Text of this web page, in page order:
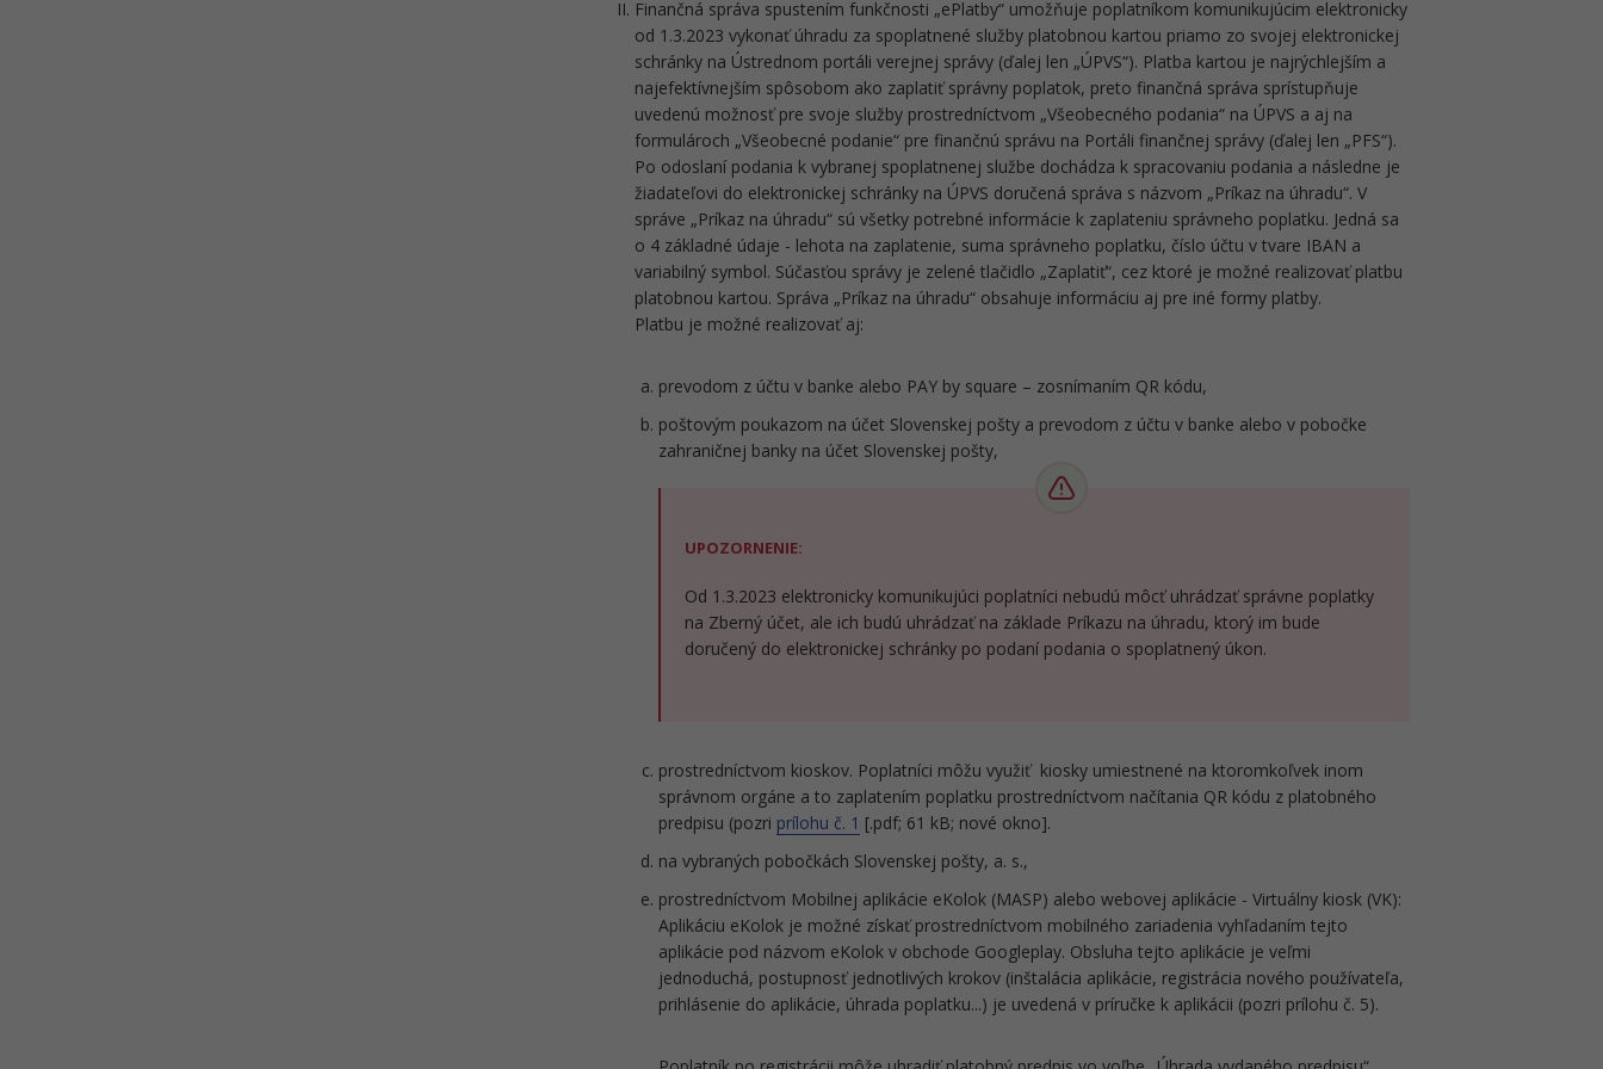
Finančná správa spustením funkčnosti „ePlatby“ umožňuje poplatníkom komunikujúcim elektronicky
od 1.3.2023 vykonať úhradu za spoplatnené služby platobnou kartou priamo zo svojej elektronickej
schránky na Ústrednom portáli verejnej správy (ďalej len „ÚPVS“). Platba kartou je najrýchlejším a
najefektívnejším spôsobom ako zaplatiť správny poplatok, preto finančná správa sprístupňuje
uvedenú možnosť pre svoje služby prostredníctvom „Všeobecného podania“ na ÚPVS a aj na
formulároch „Všeobecné podanie“ pre finančnú správu na Portáli finančnej správy (ďalej len „PFS“).
Po odoslaní podania k vybranej spoplatnenej službe dochádza k spracovaniu podania a následne je
žiadateľovi do elektronickej schránky na ÚPVS doručená správa s názvom „Príkaz na úhradu“. V
správe „Príkaz na úhradu“ sú všetky potrebné informácie k zaplateniu správneho poplatku. Jedná sa
o 4 základné údaje - lehota na zaplatenie, suma správneho poplatku, číslo účtu v tvare IBAN a
variabilný symbol. Súčasťou správy je zelené tlačidlo „Zaplatiť“, cez ktoré je možné realizovať platbu
platobnou kartou. Správa „Príkaz na úhradu“ obsahuje informáciu aj pre iné formy platby.
Platbu je možné realizovať aj:
prevodom z účtu v banke alebo PAY by square – zosnímaním QR kódu,
poštovým poukazom na účet Slovenskej pošty a prevodom z účtu v banke alebo v pobočke
zahraničnej banky na účet Slovenskej pošty,
UPOZORNENIE:
Od 1.3.2023 elektronicky komunikujúci poplatníci nebudú môcť uhrádzať správne poplatky
na Zberný účet, ale ich budú uhrádzať na základe Príkazu na úhradu, ktorý im bude
doručený do elektronickej schránky po podaní podania o spoplatnený úkon.
prostredníctvom kioskov. Poplatníci môžu využiť kiosky umiestnené na ktoromkoľvek inom
správnom orgáne a to zaplatením poplatku prostredníctvom načítania QR kódu z platobného
predpisu (pozri prílohu č. 1 [.pdf; 61 kB; nové okno].
na vybraných pobočkách Slovenskej pošty, a. s.,
prostredníctvom Mobilnej aplikácie eKolok (MASP) alebo webovej aplikácie - Virtuálny kiosk (VK):
Aplikáciu eKolok je možné získať prostredníctvom mobilného zariadenia vyhľadaním tejto
aplikácie pod názvom eKolok v obchode Googleplay. Obsluha tejto aplikácie je veľmi
jednoduchá, postupnosť jednotlivých krokov (inštalácia aplikácie, registrácia nového používateľa,
prihlásenie do aplikácie, úhrada poplatku...) je uvedená v príručke k aplikácii (pozri prílohu č. 5).